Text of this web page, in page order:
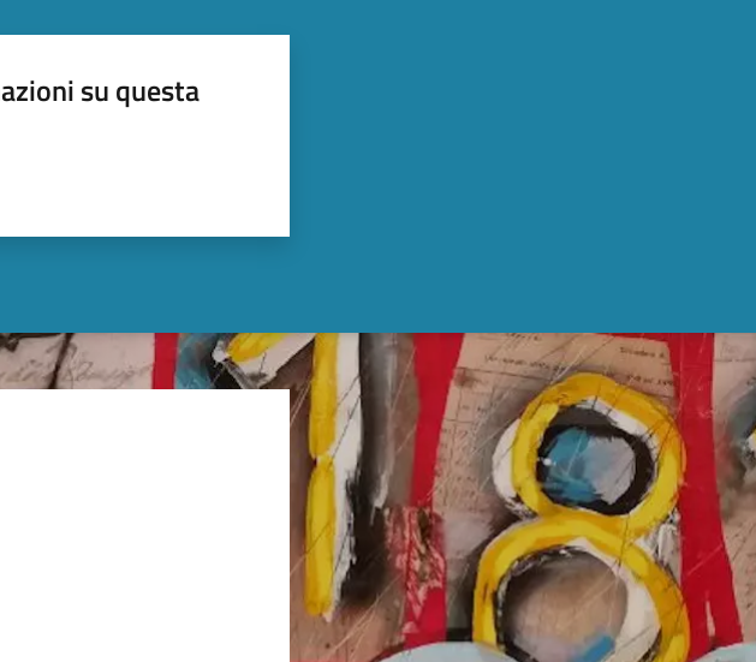
su questa